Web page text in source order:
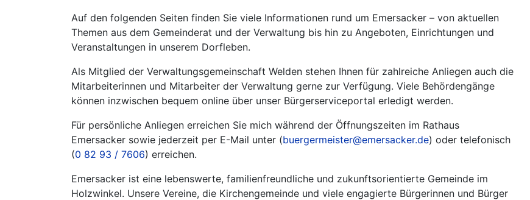
Auf den folgenden Seiten finden Sie viele Informationen rund um Emersacker – von aktuellen
Themen aus dem Gemeinderat und der Verwaltung bis hin zu Angeboten, Einrichtungen und
Veranstaltungen in unserem Dorfleben.
Als Mitglied der Verwaltungsgemeinschaft Welden stehen Ihnen für zahlreiche Anliegen auch die
Mitarbeiterinnen und Mitarbeiter der Verwaltung gerne zur Verfügung. Viele Behördengänge
können inzwischen bequem online über unser Bürgerserviceportal erledigt werden.
Für persönliche Anliegen erreichen Sie mich während der Öffnungszeiten im Rathaus
Emersacker sowie jederzeit per E-Mail unter (buergermeister@emersacker.de) oder telefonisch
(0 82 93 / 7606) erreichen.
Emersacker ist eine lebenswerte, familienfreundliche und zukunftsorientierte Gemeinde im
Holzwinkel. Unsere Vereine, die Kirchengemeinde und viele engagierte Bürgerinnen und Bürger